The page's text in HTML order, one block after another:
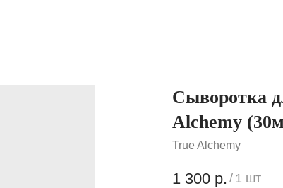
Сыворотка
Alchemy
True Alchemy
1 300 р. / 1 шт